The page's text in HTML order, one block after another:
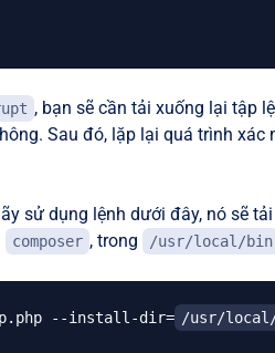
, bạn sẽ cần tải xuống lại tập
Sau đó, lặp lại quá trình
sử dụng lệnh dưới đây, nó sẽ
composer , trong /usr/local/bin
--install-dir= /usr/